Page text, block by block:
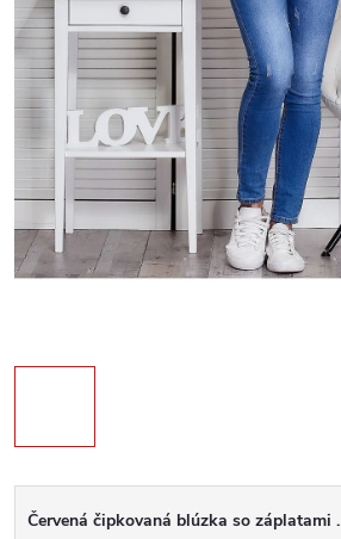
Červená čipkovaná blúzka so záplatami .